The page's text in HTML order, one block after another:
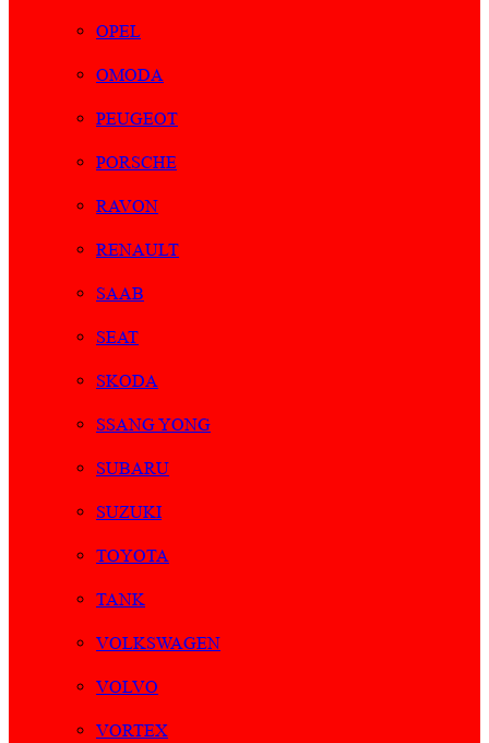
OPEL
OMODA
PEUGEOT
PORSCHE
RAVON
RENAULT
SAAB
SEAT
SKODA
SSANG YONG
SUBARU
SUZUKI
TOYOTA
TANK
VOLKSWAGEN
VOLVO
VORTEX